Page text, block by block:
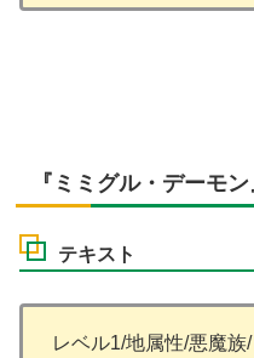
『ミミグル・デーモン
テキスト
レベル1/地属性/悪魔